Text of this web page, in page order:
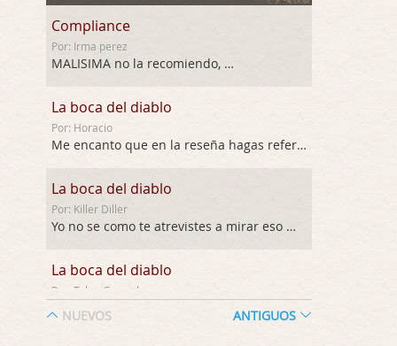
Compliance
Por: Irma perez
MALISIMA no la recomiendo, …
La boca del diablo
Por: Horacio
Me encanto que en la reseña hagas referen …
La boca del diablo
Por: Killer Diller
Yo no se como te atrevistes a mirar eso …
La boca del diablo
Por: Talan Gwynek
Pues eso: muertes aburridas y personajes p …
NUEVOS ANTIGUOS